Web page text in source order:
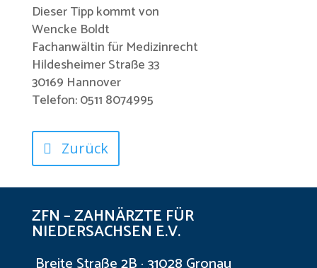
Dieser Tipp kommt von
Wencke Boldt
Fachanwältin für Medizinrecht
Hildesheimer Straße 33
30169 Hannover
Telefon: 0511 8074995
Zurück
ZFN – ZAHNÄRZTE FÜR
NIEDERSACHSEN E.V.